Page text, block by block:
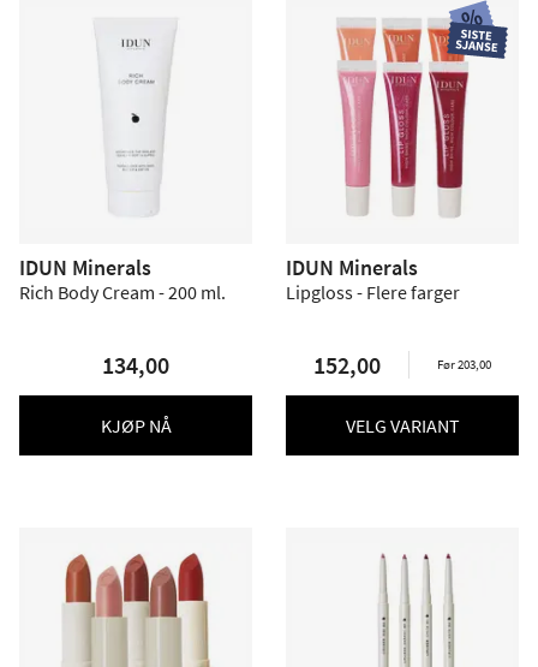
IDUN Minerals
Rich Body Cream - 200 ml.
134,00
KJØP NÅ
IDUN Minerals
Lipgloss - Flere farger
152,00 Før 203,00
VELG VARIANT